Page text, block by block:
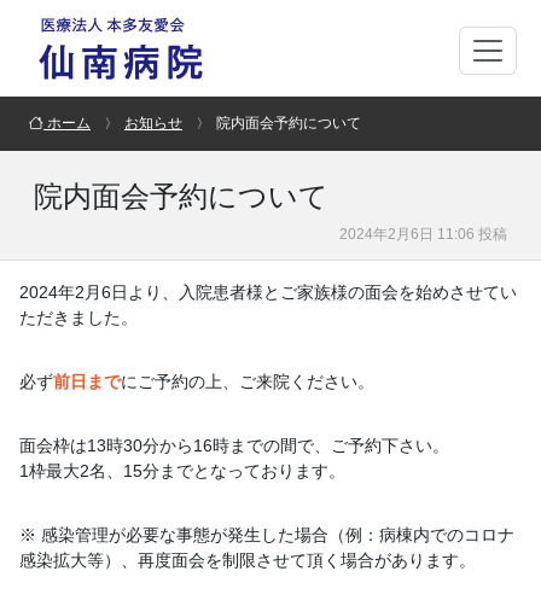
ホーム お知らせ 院内面会予約について
院内面会予約について
2024年2月6日 11:06 投稿
2024年2月6日より、入院患者様とご家族様の面会を始めさせてい
ただきました。
必ず前日までにご予約の上、ご来院ください。
面会枠は13時30分から16時までの間で、ご予約下さい。
1枠最大2名、15分までとなっております。
※ 感染管理が必要な事態が発生した場合（例：病棟内でのコロナ
感染拡大等）、再度面会を制限させて頂く場合があります。